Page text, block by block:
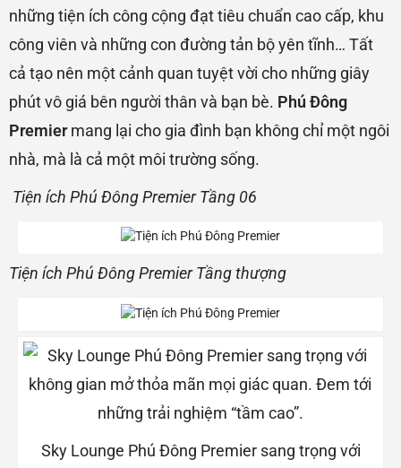
những tiện ích công cộng đạt tiêu chuẩn cao cấp, khu
công viên và những con đường tản bộ yên tĩnh… Tất
cả tạo nên một cảnh quan tuyệt vời cho những giây
phút vô giá bên người thân và bạn bè. Phú Đông
Premiermang lại cho gia đình bạn không chỉ một ngôi
nhà, mà là cả một môi trường sống.
Tiện ích Phú Đông Premier Tầng 06
Tiện ích Phú Đông Premier Tầng thượng
Sky Lounge Phú Đông Premier sang trọng với